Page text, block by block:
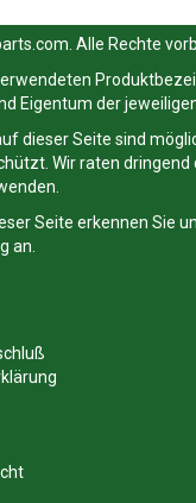
Alle Rechte
Eigentum der
dieser Seite sind
Wir raten dringend
Seite erkennen Sie
an.